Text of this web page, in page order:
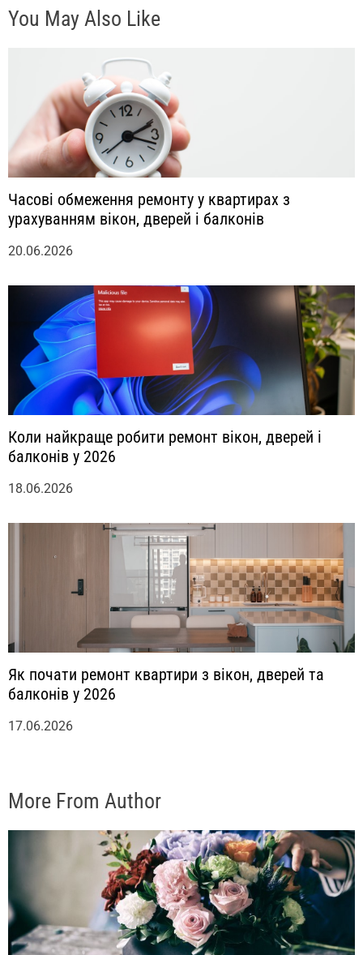
я
You May Also Like
Часові обмеження ремонту у квартирах з
урахуванням вікон, дверей і балконів
20.06.2026
Коли найкраще робити ремонт вікон, дверей і
балконів у 2026
18.06.2026
Як почати ремонт квартири з вікон, дверей та
балконів у 2026
17.06.2026
More From Author